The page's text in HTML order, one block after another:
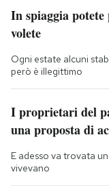
In spiaggia
volete
Ogni estate alcuni
però è illegittimo
I proprietari del
una proposta di
E adesso va trovata
vivevano